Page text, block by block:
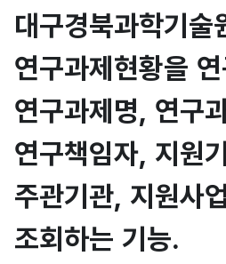
대구경북과학기술
연구과제현황을
연구과제명, 연구
연구책임자, 지원
주관기관, 지원사
조회하는 기능.